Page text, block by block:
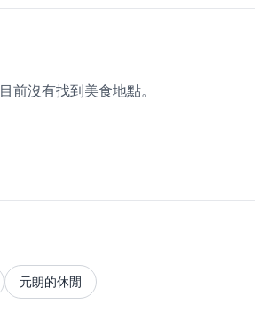
目前沒有找到美食地點。
元朗的休閒